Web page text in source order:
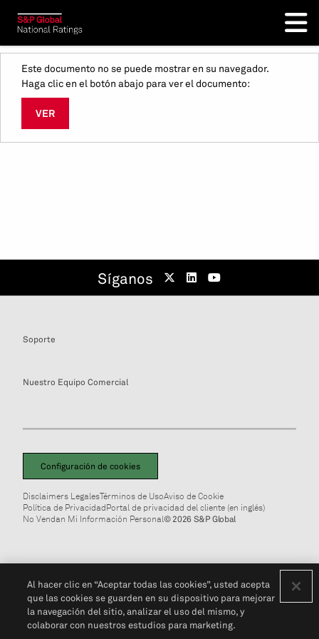
Este documento no se puede mostrar en su navegador.
Haga clic en el botón abajo para ver el documento:
VER
Síganos
Soporte
Nuestro Equipo Comercial
Configuración de cookies
Disclaimers LegalesTérminos de UsoAviso de Cookie
Política de PrivacidadPortal de privacidad del cliente (en inglés)
No Vendan Mi Información Personal© 2026 S&P Global
Al hacer clic en “Aceptar todas las cookies”, usted acepta
que las cookies se guarden en su dispositivo para mejorar
la navegación del sitio, analizar el uso del mismo, y
colaborar con nuestros estudios para marketing.